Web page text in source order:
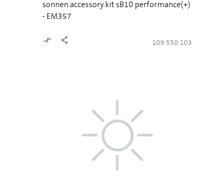
sonnen accessory kit sB10 performance(+)
- EM357
109.550.103